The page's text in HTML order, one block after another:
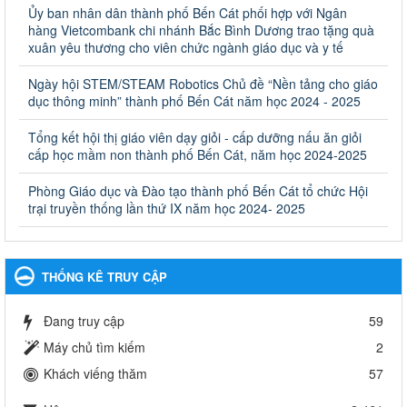
Quyết định công bố thủ tục hành chính bị bãi bỏ trong lĩnh
vực giáo dục đào tạo thuộc hệ giáo dục quốc dân và cơ sở
giáo dục khác thuộc thẩm quyền giải quyết của Sở Giáo dục
và Đào tạo, Ủy ban nhân dân cấp huyện
Quyết định công bố thủ tục hành chính bị bãi bỏ trong lĩnh vực
giáo dục đào tạo thuộc hệ giáo dục quốc dân và cơ sở giáo dục
khác thuộc thẩm quyền giải quyết của Sở Giáo dục và Đào tạo,
Ủy ban nhân dân cấp huyện
Ngày ban hành: 30/09/2024
Hướng dẫn thực hiện nhiệm vụ giáo dục tiểu học năm học
2024-2025
Hướng dẫn thực hiện nhiệm vụ giáo dục tiểu học năm học 2024-
2025
Ngày ban hành: 26/09/2024
Tổ chức các hoạt động hè cho học sinh năm 2024
Ngày ban hành: 24/05/2024
Tổ chức phong trào trồng cây xanh trong ngành Giáo dục
Ủy ban nhân dân thành phố Bến Cát phối hợp với Ngân
hàng Vietcombank chi nhánh Bắc Bình Dương trao tặng quà
xuân yêu thương cho viên chức ngành giáo dục và y tế
Ngày hội STEM/STEAM Robotics Chủ đề “Nền tảng cho giáo
dục thông minh” thành phố Bến Cát năm học 2024 - 2025
Tổng kết hội thị giáo viên dạy giỏi - cấp dưỡng nấu ăn giỏi
cấp học mầm non thành phố Bến Cát, năm học 2024-2025
Phòng Giáo dục và Đào tạo thành phố Bến Cát tổ chức Hội
trại truyền thống lần thứ IX năm học 2024- 2025
THỐNG KÊ TRUY CẬP
Đang truy cập
59
Máy chủ tìm kiếm
2
Khách viếng thăm
57